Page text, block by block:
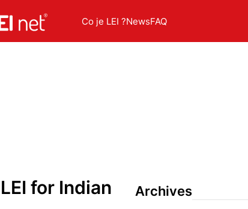
Co je LEI ?NewsFAQ
for Indian
Archives